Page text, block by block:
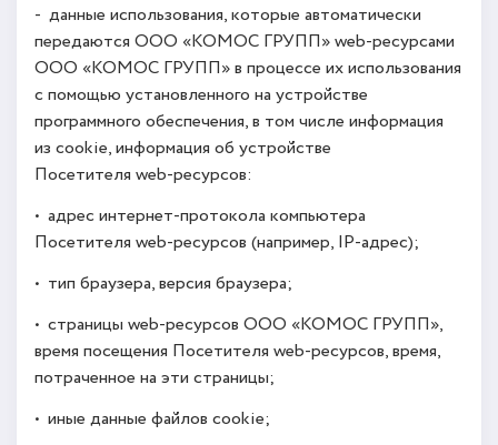
- данные использования, которые автоматически
передаются ООО «КОМОС ГРУПП» web-ресурсами
ООО «КОМОС ГРУПП» в процессе их использования
с помощью установленного на устройстве
программного обеспечения, в том числе информация
из cookie, информация об устройстве
Посетителя web-ресурсов:
• адрес интернет-протокола компьютера
Посетителя web-ресурсов (например, IP-адрес);
• тип браузера, версия браузера;
• страницы web-ресурсов ООО «КОМОС ГРУПП»,
время посещения Посетителя web-ресурсов, время,
потраченное на эти страницы;
• иные данные файлов cookie;